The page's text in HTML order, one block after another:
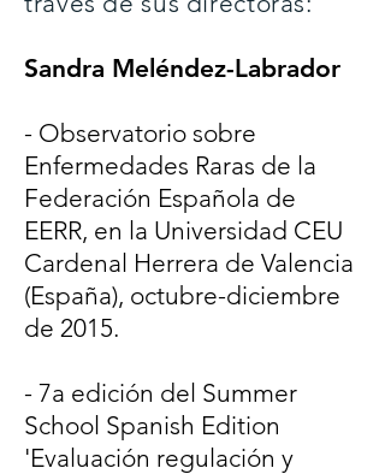
Sandra Meléndez-Labrador
- Observatorio sobre
Enfermedades Raras de la
Federación Española de
EERR, en la Universidad CEU
Cardenal Herrera de Valencia
(España), octubre-diciembre
de 2015.
​- 7a edición del Summer
School Spanish Edition
'Evaluación regulación y